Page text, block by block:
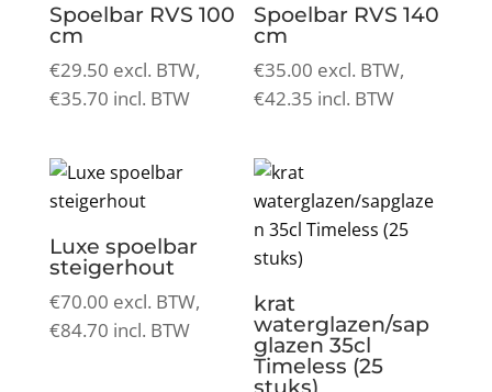
Spoelbar RVS 100
cm
€29.50 excl. BTW,
€35.70 incl. BTW
Spoelbar RVS 140
cm
€35.00 excl. BTW,
€42.35 incl. BTW
Luxe spoelbar
steigerhout
€70.00 excl. BTW,
€84.70 incl. BTW
krat
waterglazen/sap
glazen 35cl
Timeless (25